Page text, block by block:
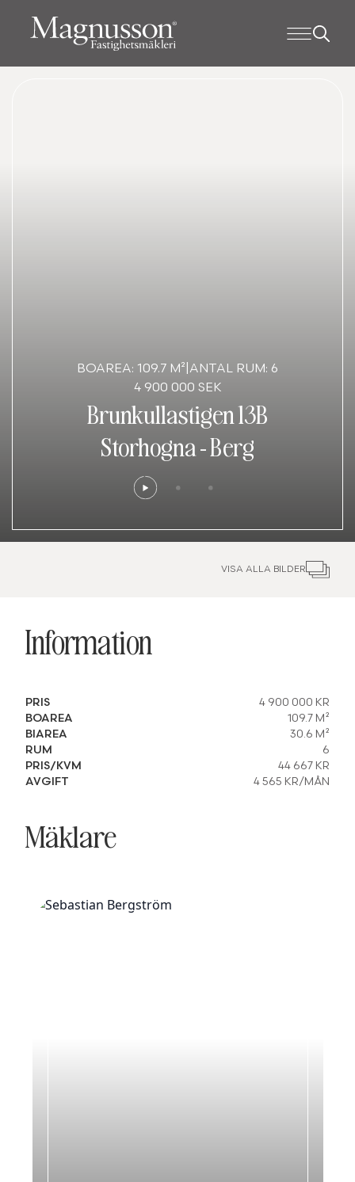
BOAREA: 109.7 M² ANTAL RUM: 6
4 900 000 SEK
Brunkullastigen 13B
Storhogna-Berg
VISA ALLA BILDER
Information
PRIS
4 900 000 KR
BOAREA
109.7 M²
BIAREA
30.6 M²
RUM
6
PRIS/KVM
44 667 KR
AVGIFT
4 565 KR/MÅN
Mäklare